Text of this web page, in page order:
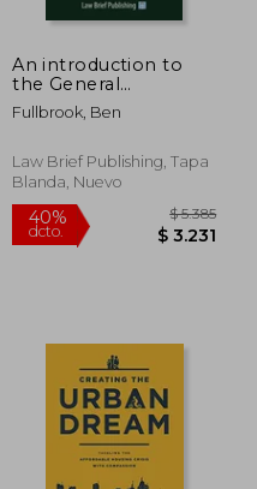
An introduction to
the General
Permitted
Development Order
Fullbrook, Ben
Law Brief Publishing, Tapa
Blanda, Nuevo